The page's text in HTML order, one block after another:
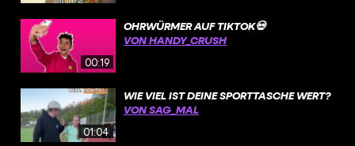
00:19
OHRWÜRMER AUF TIKTOK💀
VON HANDY_CRUSH
01:04
WIE VIEL IST DEINE SPORTTASCHE WERT?
VON SAG_MAL